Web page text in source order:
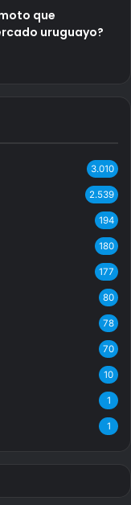
que
uruguayo?
3.010
2.539
194
180
177
80
78
70
10
1
1